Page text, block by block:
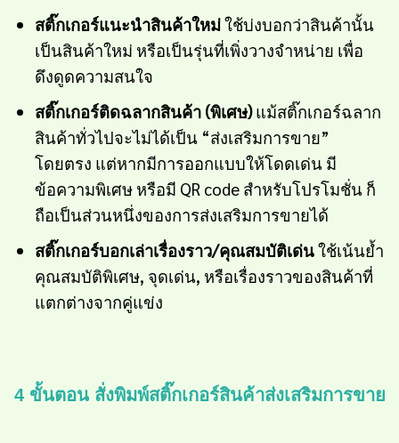
สติ๊กเกอร์แนะนำสินค้าใหม่ใช้บ่งบอกว่าสินค้านั้น
เป็นสินค้าใหม่ หรือเป็นรุ่นที่เพิ่งวางจำหน่าย เพื่อ
ดึงดูดความสนใจ
สติ๊กเกอร์ติดฉลากสินค้า(พิเศษ)แม้สติ๊กเกอร์ฉลาก
สินค้าทั่วไปจะไม่ได้เป็น “ส่งเสริมการขาย”
โดยตรง แต่หากมีการออกแบบให้โดดเด่น มี
ข้อความพิเศษ หรือมี QR code สำหรับโปรโมชั่น ก็
ถือเป็นส่วนหนึ่งของการส่งเสริมการขายได้
สติ๊กเกอร์บอกเล่าเรื่องราว/คุณสมบัติเด่นใช้เน้นย้ำ
คุณสมบัติพิเศษ, จุดเด่น, หรือเรื่องราวของสินค้าที่
แตกต่างจากคู่แข่ง
4 ขั้นตอน สั่งพิมพ์สติ๊กเกอร์สินค้าส่งเสริมการขาย